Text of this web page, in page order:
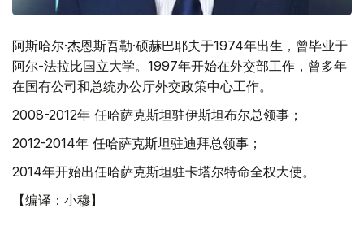
阿斯哈尔·杰恩斯吾勒·硕赫巴耶夫于1974年出生，曾毕业于
阿尔-法拉比国立大学。1997年开始在外交部工作，曾多年
在国有公司和总统办公厅外交政策中心工作。
2008-2012年 任哈萨克斯坦驻伊斯坦布尔总领事；
2012-2014年 任哈萨克斯坦驻迪拜总领事；
2014年开始出任哈萨克斯坦驻卡塔尔特命全权大使。
【编译：小穆】